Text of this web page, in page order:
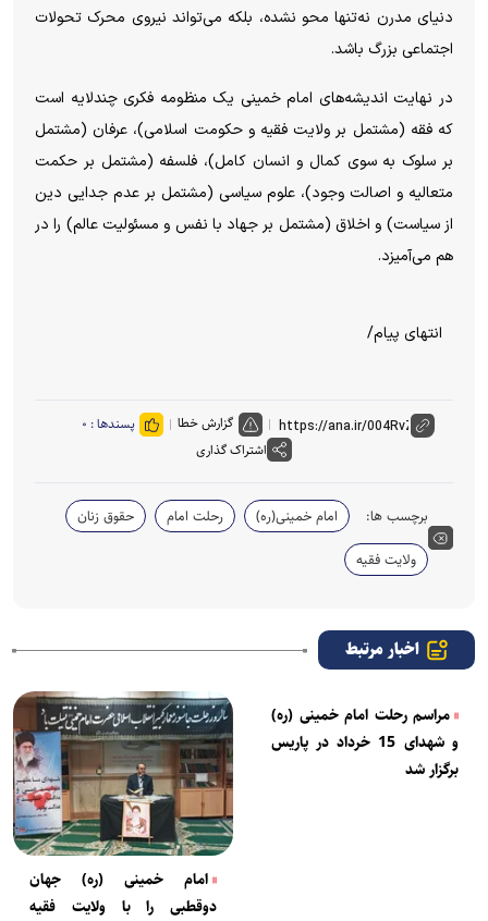
دنیای مدرن نه‌تنها محو نشده، بلکه می‌تواند نیروی محرک تحولات
اجتماعی بزرگ باشد.
در نهایت اندیشه‌های امام خمینی یک منظومه فکری چندلایه است
که فقه (مشتمل بر ولایت فقیه و حکومت اسلامی)، عرفان (مشتمل
بر سلوک به سوی کمال و انسان کامل)، فلسفه (مشتمل بر حکمت
متعالیه و اصالت وجود)، علوم سیاسی (مشتمل بر عدم جدایی دین
از سیاست) و اخلاق (مشتمل بر جهاد با نفس و مسئولیت عالم) را در
هم می‌آمیزد.
انتهای پیام/
گزارش خطا پسندها : ۰
اشتراک گذاری
برچسب ها: امام خمینی(ره) رحلت امام
حقوق زنان
ولایت فقیه
اخبار مرتبط
مراسم رحلت امام خمینی (ره)
و شهدای 15 خرداد در پاریس
برگزار شد
امام خمینی (ره) جهان
دوقطبی را با ولایت فقیه